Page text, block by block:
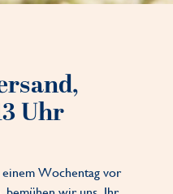
Uhr
Wochentag vor